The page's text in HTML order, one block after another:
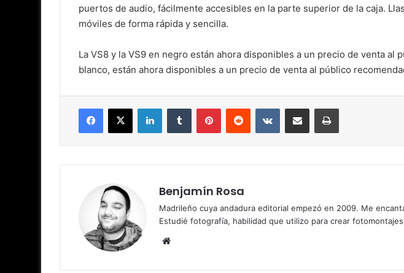
puertos de audio, fácilmente accesibles en la parte superior de la caja.
móviles de forma rápida y sencilla.
La VS8 y la VS9 en negro están ahora disponibles a un precio de venta al
blanco, están ahora disponibles a un precio de venta al público
Facebook
X LinkedInTumblr PinterestReddit VKontakteCompartir por correo electrónicoImprimir
Benjamín Rosa
Madrileño cuya andadura editorial empezó en 2009. Me
Estudié fotografía, habilidad que utilizo para crear